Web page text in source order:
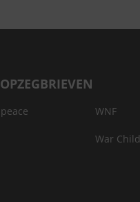
WNF
War Child